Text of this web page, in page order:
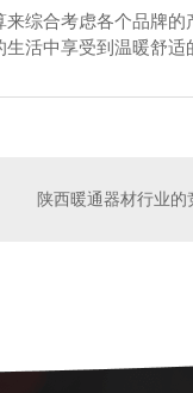
综合考虑各个品牌
活中享受到温暖舒适
陕西暖通器材行业